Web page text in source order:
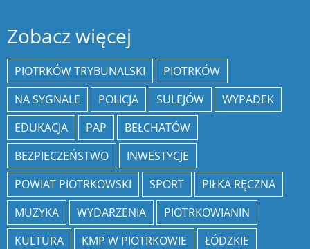
Zobacz więcej
PIOTRKÓW TRYBUNALSKI
PIOTRKÓW
NA SYGNALE
POLICJA SULEJÓW
WYPADEK
EDUKACJA
PAP
BEŁCHATÓW
BEZPIECZEŃSTWO
INWESTYCJE
POWIAT PIOTRKOWSKI
SPORT
PIŁKA RĘCZNA
MUZYKA
WYDARZENIA
PIOTRKOWIANIN
KULTURA
KMP W PIOTRKOWIE
ŁÓDZKIE